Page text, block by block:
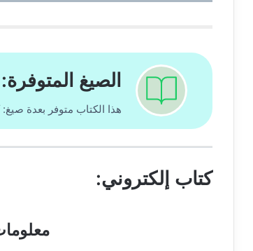
الصيغ المتوفرة:
هذا الكتاب متوفر بعدة
كتاب إلكتروني: